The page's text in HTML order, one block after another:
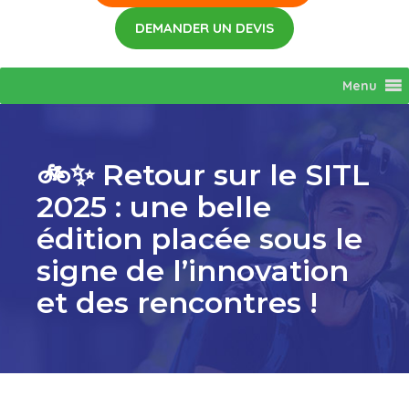
Menu
🚲✨ Retour sur le SITL
2025 : une belle
édition placée sous le
signe de l’innovation
et des rencontres !